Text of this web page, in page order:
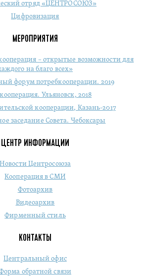
отряд «ЦЕНТРОСОЮЗ»
Цифровизация
МЕРОПРИЯТИЯ
– открытые возможности для
на благо всех»
форум потребкооперации. 2019
Ульяновск, 2018
кооперации, Казань-2017
заседание Совета. Чебоксары
ЦЕНТР ИНФОРМАЦИИ
Новости Центросоюза
Кооперация в СМИ
Фотоархив
Видеоархив
Фирменный стиль
КОНТАКТЫ
Центральный офис
обратной связи